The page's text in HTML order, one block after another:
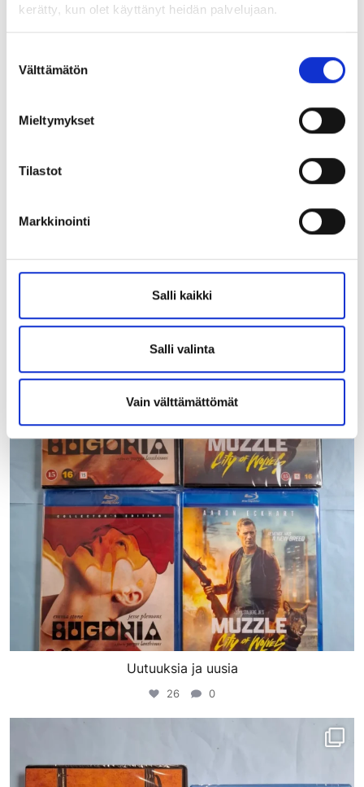
kerätty, kun olet käyttänyt heidän palvelujaan.
valinta
Välttämätön
Mieltymykset
Tilastot
Markkinointi
Salli kaikki
Salli valinta
Vain välttämättömät
Uutuuksia ja uusia
porinvideodivari
Helmi 19
Uutuuksia ja uusia
26 0